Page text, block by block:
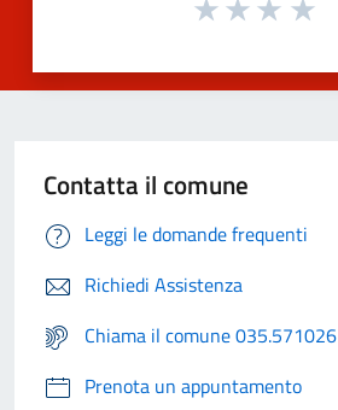
Contatta il comune
Leggi le domande frequenti
Richiedi Assistenza
Chiama il comune 035.571026
Prenota un appuntamento